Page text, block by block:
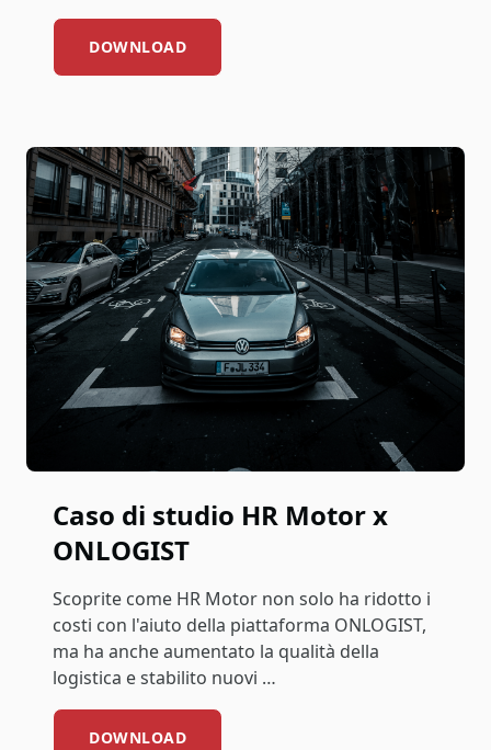
DOWNLOAD
Caso di studio HR Motor x
ONLOGIST
Scoprite come HR Motor non solo ha ridotto i
costi con l'aiuto della piattaforma ONLOGIST,
ma ha anche aumentato la qualità della
logistica e stabilito nuovi …
DOWNLOAD